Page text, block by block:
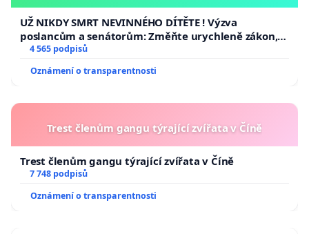
UŽ NIKDY SMRT NEVINNÉHO DÍTĚTE ! Výzva
poslancům a senátorům: Změňte urychleně zákon,
aby se tragédie malé Viktorky už nemohla opakovat!
4 565 podpisů
Oznámení o transparentnosti
Trest členům gangu týrající zvířata v Číně
Trest členům gangu týrající zvířata v Číně
7 748 podpisů
Oznámení o transparentnosti